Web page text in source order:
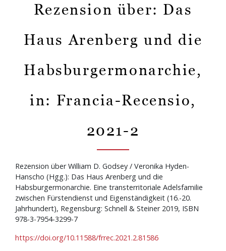
Rezension über: Das
Haus Arenberg und die
Habsburgermonarchie,
in: Francia-Recensio,
2021-2
Rezension über William D. Godsey / Veronika Hyden-
Hanscho (Hgg.): Das Haus Arenberg und die
Habsburgermonarchie. Eine transterritoriale Adelsfamilie
zwischen Fürstendienst und Eigenständigkeit (16.-20.
Jahrhundert), Regensburg: Schnell & Steiner 2019, ISBN
978-3-7954-3299-7
https://doi.org/10.11588/frrec.2021.2.81586